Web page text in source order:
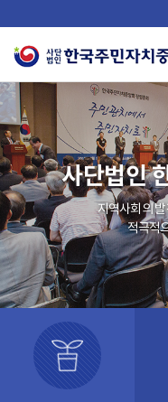
사단법인
지역사회의
적극적